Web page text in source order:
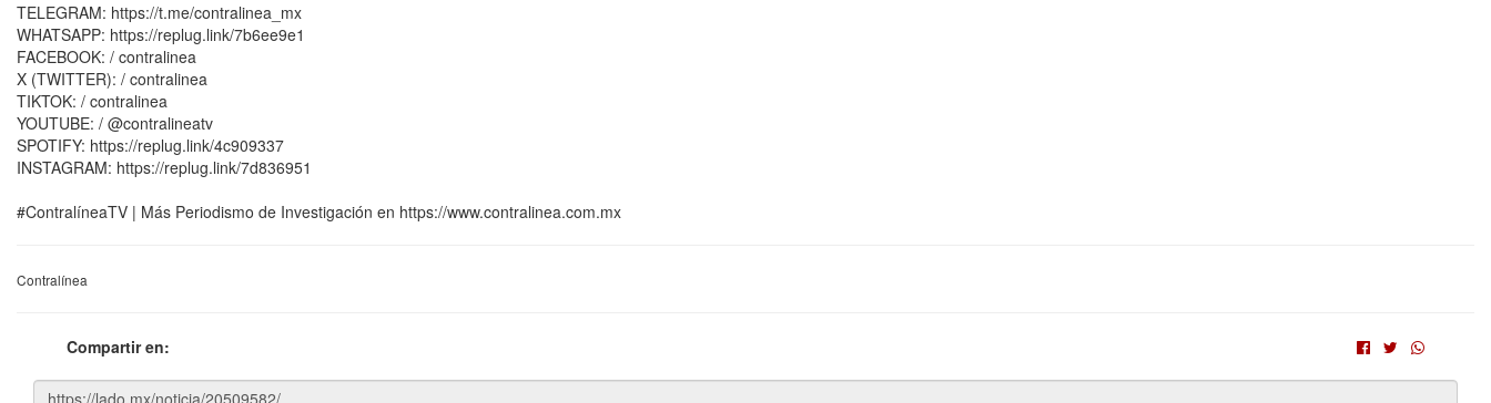
TELEGRAM: https://t.me/contralinea_mx
WHATSAPP: https://replug.link/7b6ee9e1
FACEBOOK: / contralinea
X (TWITTER): / contralinea
TIKTOK: / contralinea
YOUTUBE: / @contralineatv
SPOTIFY: https://replug.link/4c909337
INSTAGRAM: https://replug.link/7d836951
#ContralíneaTV | Más Periodismo de Investigación en https://www.contralinea.com.mx
Contralínea
Compartir en: